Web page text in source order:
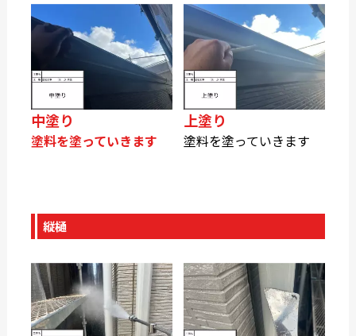
中塗り
塗料を塗っていきます
上塗り
塗料を塗っていきます
縦樋